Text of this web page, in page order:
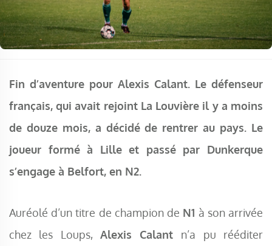
Fin d’aventure pour Alexis Calant. Le défenseur
français, qui avait rejoint La Louvière il y a moins
de douze mois, a décidé de rentrer au pays. Le
joueur formé à Lille et passé par Dunkerque
s’engage à Belfort, en N2.
Auréolé d’un titre de champion de N1 à son arrivée
chez les Loups, Alexis Calant n’a pu rééditer